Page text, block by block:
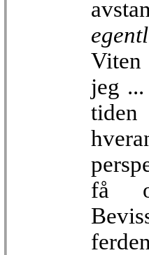
jeg
tiden
få